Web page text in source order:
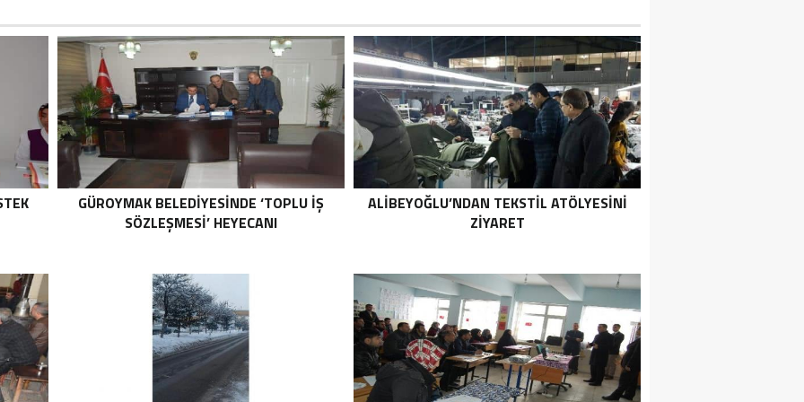
GÜROYMAK BELEDIYESINDE ‘TOPLU İŞ
SÖZLEŞMESI’ HEYECANI
ALIBEYOĞLU’NDAN TEKSTIL ATÖLYESINI
ZIYARET